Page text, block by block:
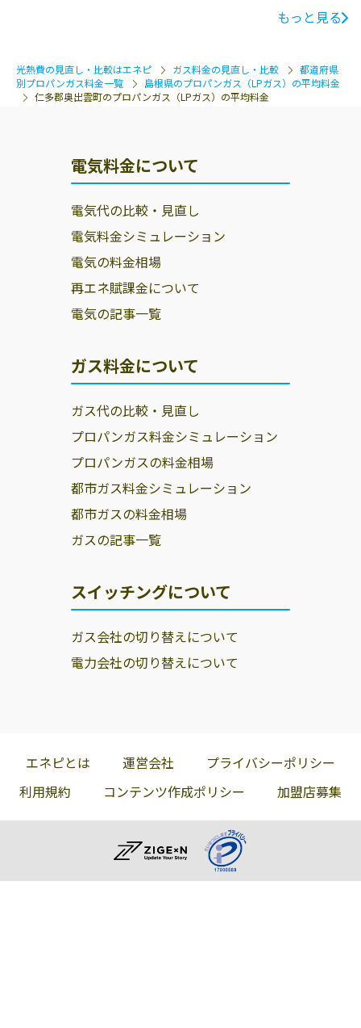
もっと見る
光熱費の見直し・比較はエネピ ガス料金の見直し・比較
都道府県
別プロパンガス料金一覧
島根県のプロパンガス（LPガス）の平均料金
仁多郡奥出雲町のプロパンガス（LPガス）の平均料金
電気料金について
電気代の比較・見直し
電気料金シミュレーション
電気の料金相場
再エネ賦課金について
電気の記事一覧
ガス料金について
ガス代の比較・見直し
プロパンガス料金シミュレーション
プロパンガスの料金相場
都市ガス料金シミュレーション
都市ガスの料金相場
ガスの記事一覧
スイッチングについて
ガス会社の切り替えについて
電力会社の切り替えについて
エネピとは 運営会社
プライバシーポリシー
利用規約
コンテンツ作成ポリシー 加盟店募集